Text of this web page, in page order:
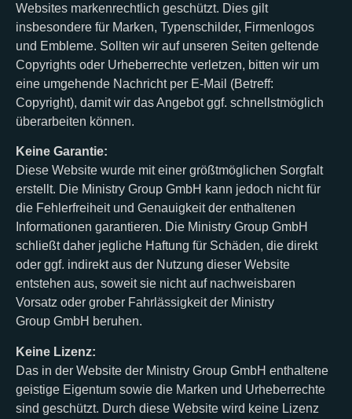
Websites markenrechtlich geschützt. Dies gilt
insbesondere für Marken, Typenschilder, Firmenlogos
und Embleme. Sollten wir auf unseren Seiten geltende
Copyrights oder Urheberrechte verletzen, bitten wir um
eine umgehende Nachricht per E-Mail (Betreff:
Copyright), damit wir das Angebot ggf. schnellstmöglich
überarbeiten können.
Keine Garantie:
Diese Website wurde mit einer größtmöglichen Sorgfalt
erstellt. Die Ministry Group GmbH kann jedoch nicht für
die Fehlerfreiheit und Genauigkeit der enthaltenen
Informationen garantieren. Die Ministry Group GmbH
schließt daher jegliche Haftung für Schäden, die direkt
oder ggf. indirekt aus der Nutzung dieser Website
entstehen aus, soweit sie nicht auf nachweisbaren
Vorsatz oder grober Fahrlässigkeit der Ministry
Group GmbH beruhen.
Keine Lizenz:
Das in der Website der Ministry Group GmbH enthaltene
geistige Eigentum sowie die Marken und Urheberrechte
sind geschützt. Durch diese Website wird keine Lizenz